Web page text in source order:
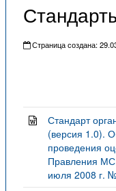
Страница создана:
Стандарт
(версия 1.0).
проведения
Правления
июля 2008 г.